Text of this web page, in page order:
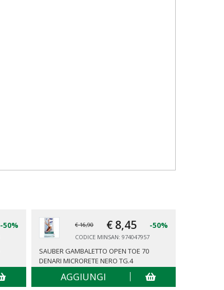
-50% € 16,90 € 8,45 -50%
CODICE MINSAN: 974047957
SAUBER GAMBALETTO OPEN TOE 70
DENARI MICRORETE NERO TG.4
AGGIUNGI